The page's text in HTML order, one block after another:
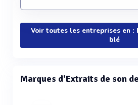
Voir toutes les entreprises en :
blé
Marques d'Extraits de son